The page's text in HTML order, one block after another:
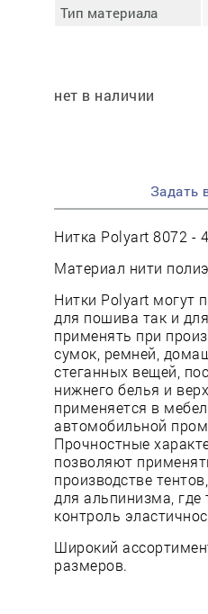
Тип материала
нет в наличии
Задать
Нитка Polyart 8072 -
Материал нити
Нитки Polyart могут
для пошива так и
применять при
сумок, ремней,
стеганных вещей,
нижнего белья и
применяется в
автомобильной
Прочностные
позволяют
производстве
для альпинизма, где
контроль
Широкий
размеров.